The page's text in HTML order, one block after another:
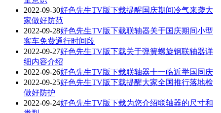
2022-09-30好色先生TV版下载提醒国庆期间冷气来袭大
家做好防范
2022-09-28好色先生TV版下载联轴器关于国庆期间小型
客车免费通行时间段
2022-09-27好色先生TV版下载关于弹簧螺旋钢联轴器详
细内容介绍
2022-09-26好色先生TV版下载联轴器十一临近举国同庆
2022-09-25好色先生TV版下载提醒大家全国推行落地检
做好防护
2022-09-24好色先生TV版下载为您介绍联轴器的尺寸和